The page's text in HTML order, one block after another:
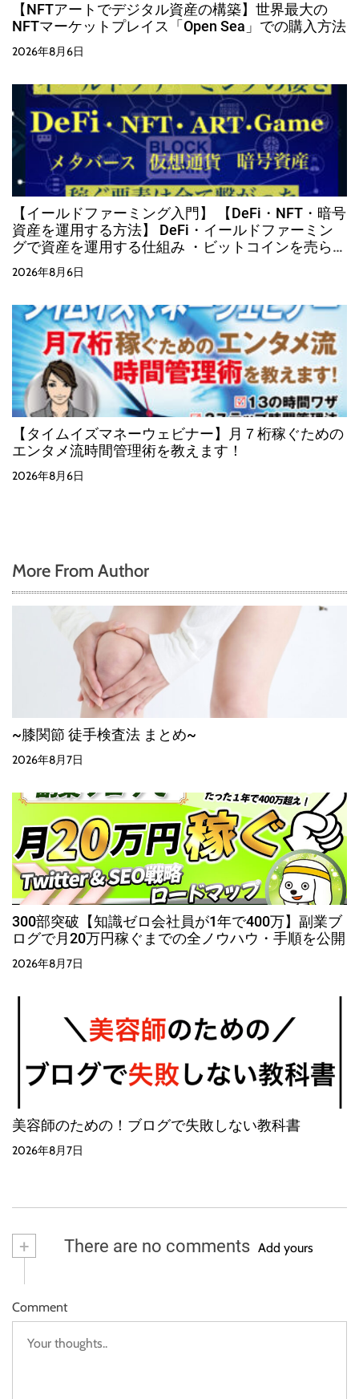
【NFTアートでデジタル資産の構築】世界最大の
NFTマーケットプレイス「Open Sea」での購入方法
2026年8月6日
【イールドファーミング入門】 【DeFi・NFT・暗号
資産を運用する方法】 DeFi・イールドファーミン
グで資産を運用する仕組み ・ビットコインを売らず
に運用する方法
2026年8月6日
【タイムイズマネーウェビナー】月７桁稼ぐための
エンタメ流時間管理術を教えます！
2026年8月6日
More From Author
~膝関節 徒手検査法 まとめ~
2026年8月7日
300部突破【知識ゼロ会社員が1年で400万】副業ブ
ログで月20万円稼ぐまでの全ノウハウ・手順を公開
2026年8月7日
美容師のための！ブログで失敗しない教科書
2026年8月7日
+ There are no comments Add yours
Comment